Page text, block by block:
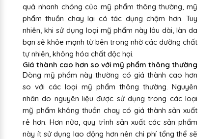
quả nhanh chóng của mỹ phẩm thông thường, mỹ
phẩm thuần chay lại có tác dụng chậm hơn. Tuy
nhiên, khi sử dụng loại mỹ phẩm này lâu dài, làn da
bạn sẽ khỏe mạnh từ bên trong nhờ các dưỡng chất
tự nhiên, không hóa chất độc hại.
Giá thành cao hơn so với mỹ phẩm thông thường
Dòng mỹ phẩm này thường có giá thành cao hơn
so với các loại mỹ phẩm thông thường. Nguyên
nhân do nguyên liệu được sử dụng trong các loại
mỹ phẩm không thuần chay có giá thành sản xuất
rẻ hơn. Hơn nữa, quy trình sản xuất các sản phẩm
này ít sử dụng lao động hơn nên chi phí tổng thể sẽ